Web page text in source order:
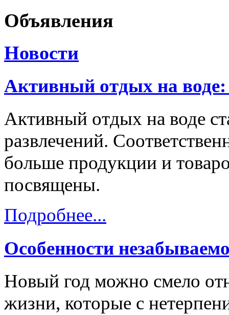
Объявления
Новости
Активный отдых на воде:
Активный отдых на воде
развлечений.
больше продукции и
посвящены.
Подробнее...
Особенности
Новый год можно смело
жизни, которые с